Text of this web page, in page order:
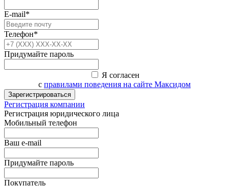
E-mail*
Телефон*
Придумайте пароль
Я согласен
с правилами поведения на сайте Максидом
Зарегистрироваться
Регистрация компании
Регистрация юридического лица
Мобильный телефон
Ваш e-mail
Придумайте пароль
Покупатель